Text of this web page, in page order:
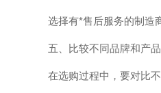
选择有*售后服务的制造商
五、比较不同品牌和产品
在选购过程中，要对比不